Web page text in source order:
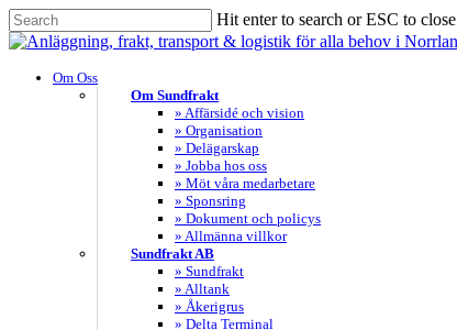
Skip
to
content
Hit enter to search or ESC to close
Close
search
Menu
Om Oss
Om Sundfrakt
» Affärsidé och vision
» Organisation
» Delägarskap
» Jobba hos oss
» Möt våra medarbetare
» Sponsring
» Dokument och policys
» Allmänna villkor
Sundfrakt AB
» Sundfrakt
» Alltank
» Åkerigrus
» Delta Terminal